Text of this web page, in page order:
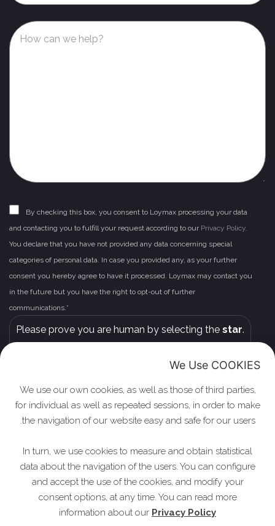
By checking this box, you consent to Loymax processing your data
and contacting you to fulfill your request according to our Privacy Policy.
You declare that you have not provided any data concerning special
categories of personal data. In case you provided any, as your further
consent you hereby agree to have it processed. Loymax may contact you
in the future but you have the right to opt-out of further
communications.*
Please leave this field empty.
Please prove you are human by selecting the star.
Privacy Policy
We Use COOKIES
We use our own cookies, as well as those of third parties,
for individual as well as repeated sessions, in order to make
the navigation of our website easy and safe for our users.
In turn, we use cookies to measure and obtain statistical
data about the navigation of the users. You can configure
and accept the use of the cookies, and modify your
consent options, at any time. You can read more
information about our Privacy Policy